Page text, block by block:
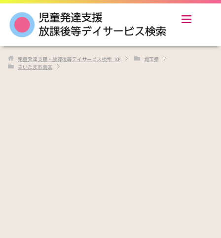
児童発達支援・放課後等デイサービス検索 TOP
埼玉県
さいたま市南区